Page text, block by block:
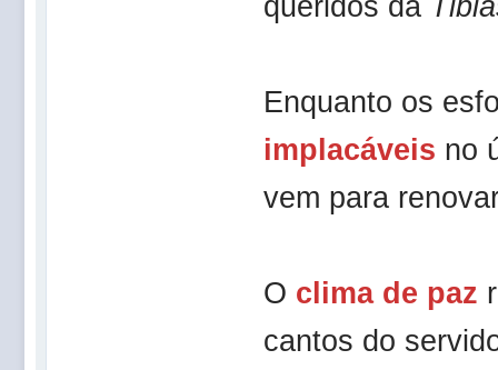
Enquanto os
implacáveis no
vem para
O clima de paz
cantos do